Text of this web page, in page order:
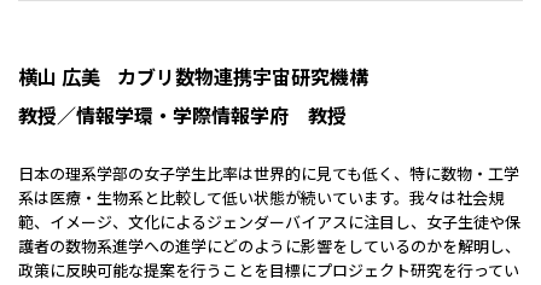
横山 広美
カブリ数物連携宇宙研究機構
教授／情報学環・学際情報学府 教授
日本の理系学部の女子学生比率は世界的に見ても低く、特に数物・工学
系は医療・生物系と比較して低い状態が続いています。我々は社会規
範、イメージ、文化によるジェンダーバイアスに注目し、女子生徒や保
護者の数物系進学への進学にどのように影響をしているのかを解明し、
政策に反映可能な提案を行うことを目標にプロジェクト研究を行ってい